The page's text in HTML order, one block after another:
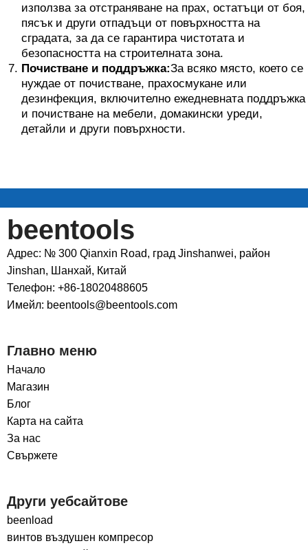
използва за отстраняване на прах, остатъци от боя,
пясък и други отпадъци от повърхността на
сградата, за да се гарантира чистотата и
безопасността на строителната зона.
Почистване и поддръжка:За всяко място, което се
нуждае от почистване, прахосмукане или
дезинфекция, включително ежедневната поддръжка
и почистване на мебели, домакински уреди,
детайли и други повърхности.
beentools
Адрес: № 300 Qianxin Road, град Jinshanwei, район
Jinshan, Шанхай, Китай
Телефон: +86-18020488605
Имейл: beentools@beentools.com
Главно меню
Начало
Магазин
Блог
Карта на сайта
За нас
Свържете
Други уебсайтове
beenload
винтов въздушен компресор